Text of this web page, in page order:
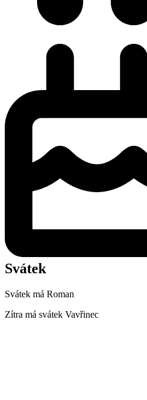
Svátek
Svátek má Roman
Zítra má svátek Vavřinec